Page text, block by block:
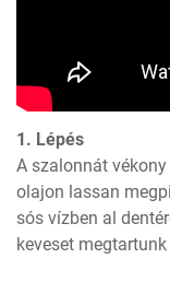
1. Lépés
A szalonnát
olajon lassan
sós vízben al
keveset